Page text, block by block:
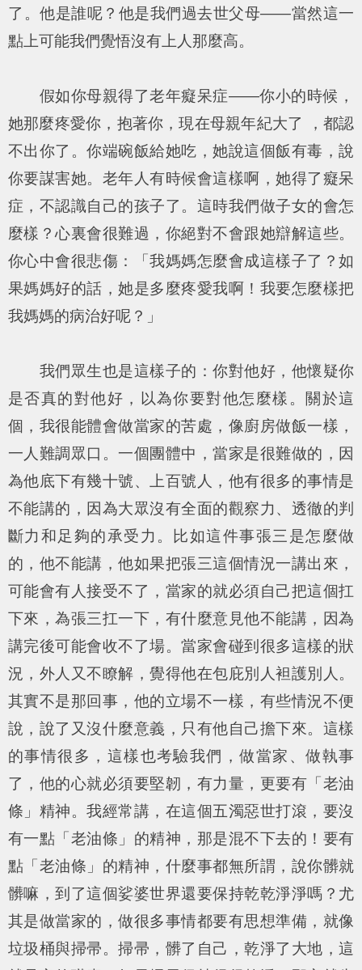
了。他是誰呢？他是我們過去世父母——當然這一
點上可能我們覺悟沒有上人那麼高。
假如你母親得了老年癡呆症——你小的時候，
她那麼疼愛你，抱著你，現在母親年紀大了 ，都認
不出你了。你端碗飯給她吃，她說這個飯有毒，說
你要謀害她。老年人有時候會這樣啊，她得了癡呆
症，不認識自己的孩子了。這時我們做子女的會怎
麼樣？心裏會很難過，你絕對不會跟她辯解這些。
你心中會很悲傷：「我媽媽怎麼會成這樣子了？如
果媽媽好的話，她是多麼疼愛我啊！我要怎麼樣把
我媽媽的病治好呢？」
我們眾生也是這樣子的：你對他好，他懷疑你
是否真的對他好，以為你要對他怎麼樣。關於這
個，我很能體會做當家的苦處，像廚房做飯一樣，
一人難調眾口。一個團體中，當家是很難做的，因
為他底下有幾十號、上百號人，他有很多的事情是
不能講的，因為大眾沒有全面的觀察力、透徹的判
斷力和足夠的承受力。比如這件事張三是怎麼做
的，他不能講，他如果把張三這個情況一講出來，
可能會有人接受不了，當家的就必須自己把這個扛
下來，為張三扛一下，有什麼意見他不能講，因為
講完後可能會收不了場。當家會碰到很多這樣的狀
況，外人又不瞭解，覺得他在包庇別人袒護別人。
其實不是那回事，他的立場不一樣，有些情況不便
說，說了又沒什麼意義，只有他自己擔下來。這樣
的事情很多，這樣也考驗我們，做當家、做執事
了，他的心就必須要堅韌，有力量，更要有「老油
條」精神。我經常講，在這個五濁惡世打滾，要沒
有一點「老油條」的精神，那是混不下去的！要有
點「老油條」的精神，什麼事都無所謂，說你髒就
髒嘛，到了這個娑婆世界還要保持乾乾淨淨嗎？尤
其是做當家的，做很多事情都要有思想準備，就像
垃圾桶與掃帚。掃帚，髒了自己，乾淨了大地，這